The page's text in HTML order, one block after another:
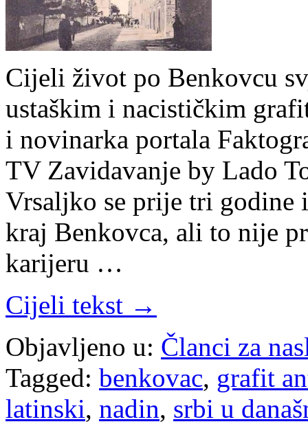
Cijeli život po Benkovcu
ustaškim i nacističkim
i novinarka portala
TV Zavidavanje by Lado
Vrsaljko se prije tri godine
kraj Benkovca, ali to nije
karijeru …
Cijeli tekst →
Objavljeno u: Članci za
Tagged: benkovac, grafit
latinski, nadin, srbi u